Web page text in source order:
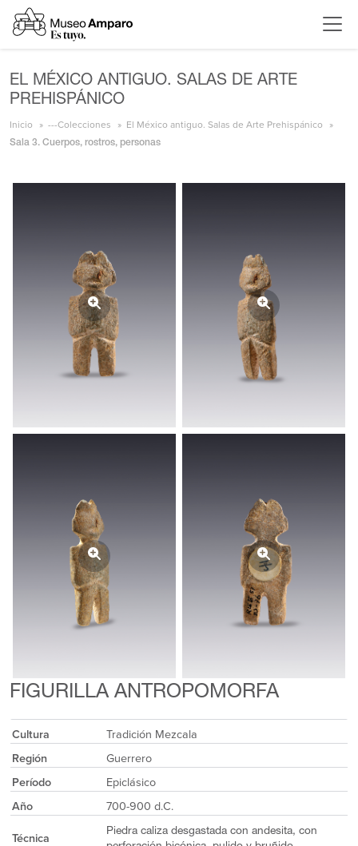
EL MÉXICO ANTIGUO. SALAS DE ARTE
PREHISPÁNICO
Inicio ---Colecciones El México antiguo. Salas de Arte Prehispánico
Sala 3. Cuerpos, rostros, personas
FIGURILLA ANTROPOMORFA
Cultura
Tradición Mezcala
Región
Guerrero
Período
Epiclásico
Año
700-900 d.C.
Técnica
Piedra caliza desgastada con andesita, con